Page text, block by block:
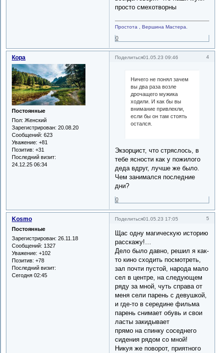
просто смехотворны
Простота , Вершина Мастера.
0
Поделиться 4
01.05.23 09:46
Кора
Постоянные
Пол: Женский
Зарегистрирован: 20.08.20
Сообщений: 623
Уважение: +81
Позитив: +31
Последний визит:
24.12.25 06:34
Ничего не понял зачем
вы два раза возле
дрочащего мужика
ходили. И как бы вы
внимание привлекли,
если бы он там стоять
остался.
Экзорцист, что стряслось, в
тебе ясности как у пожилого
деда вдруг, лучше же было.
Чем занимался последние
дни?
0
Поделиться 5
01.05.23 17:05
Kosmo
Постоянные
Зарегистрирован: 26.11.18
Сообщений: 1327
Уважение: +102
Позитив: +78
Последний визит:
Сегодня 02:45
Щас одну магическую историю
расскажу!…
Дело было давно, решил я как-
то кино сходить посмотреть,
зал почти пустой, народа мало
сел в центре, на следующем
ряду за мной, чуть справа от
меня сели парень с девушкой,
и где-то в середине фильма
парень снимает обувь и свои
ласты закидывает
прямо на спинку соседнего
сидения рядом со мной!
Никуя же поворот, приятного